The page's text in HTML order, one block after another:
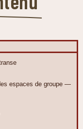
espaces de groupe —